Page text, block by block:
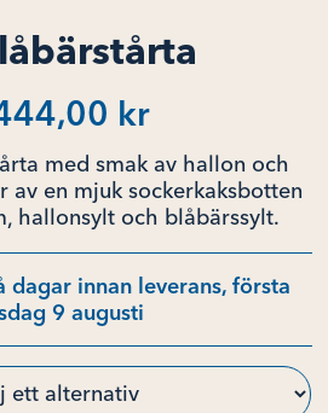
kr
189,00 kr
till
444,00 kr
med smak av hallon och
av en mjuk sockerkaksbotten
hallonsylt och blåbärssylt.
dagar innan leverans, första
9 augusti